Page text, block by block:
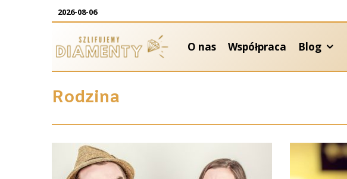
2026-08-06
O nas Współpraca Blog
Rodzina